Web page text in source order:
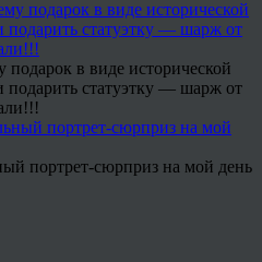
в виде исторической
подарить статуэтку — шарж от
портрет-сюрприз на мой день